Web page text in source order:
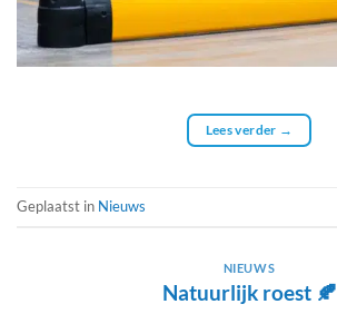
Lees verder →
Geplaatst in Nieuws
NIEUWS
Natuurlijk roest 🍂